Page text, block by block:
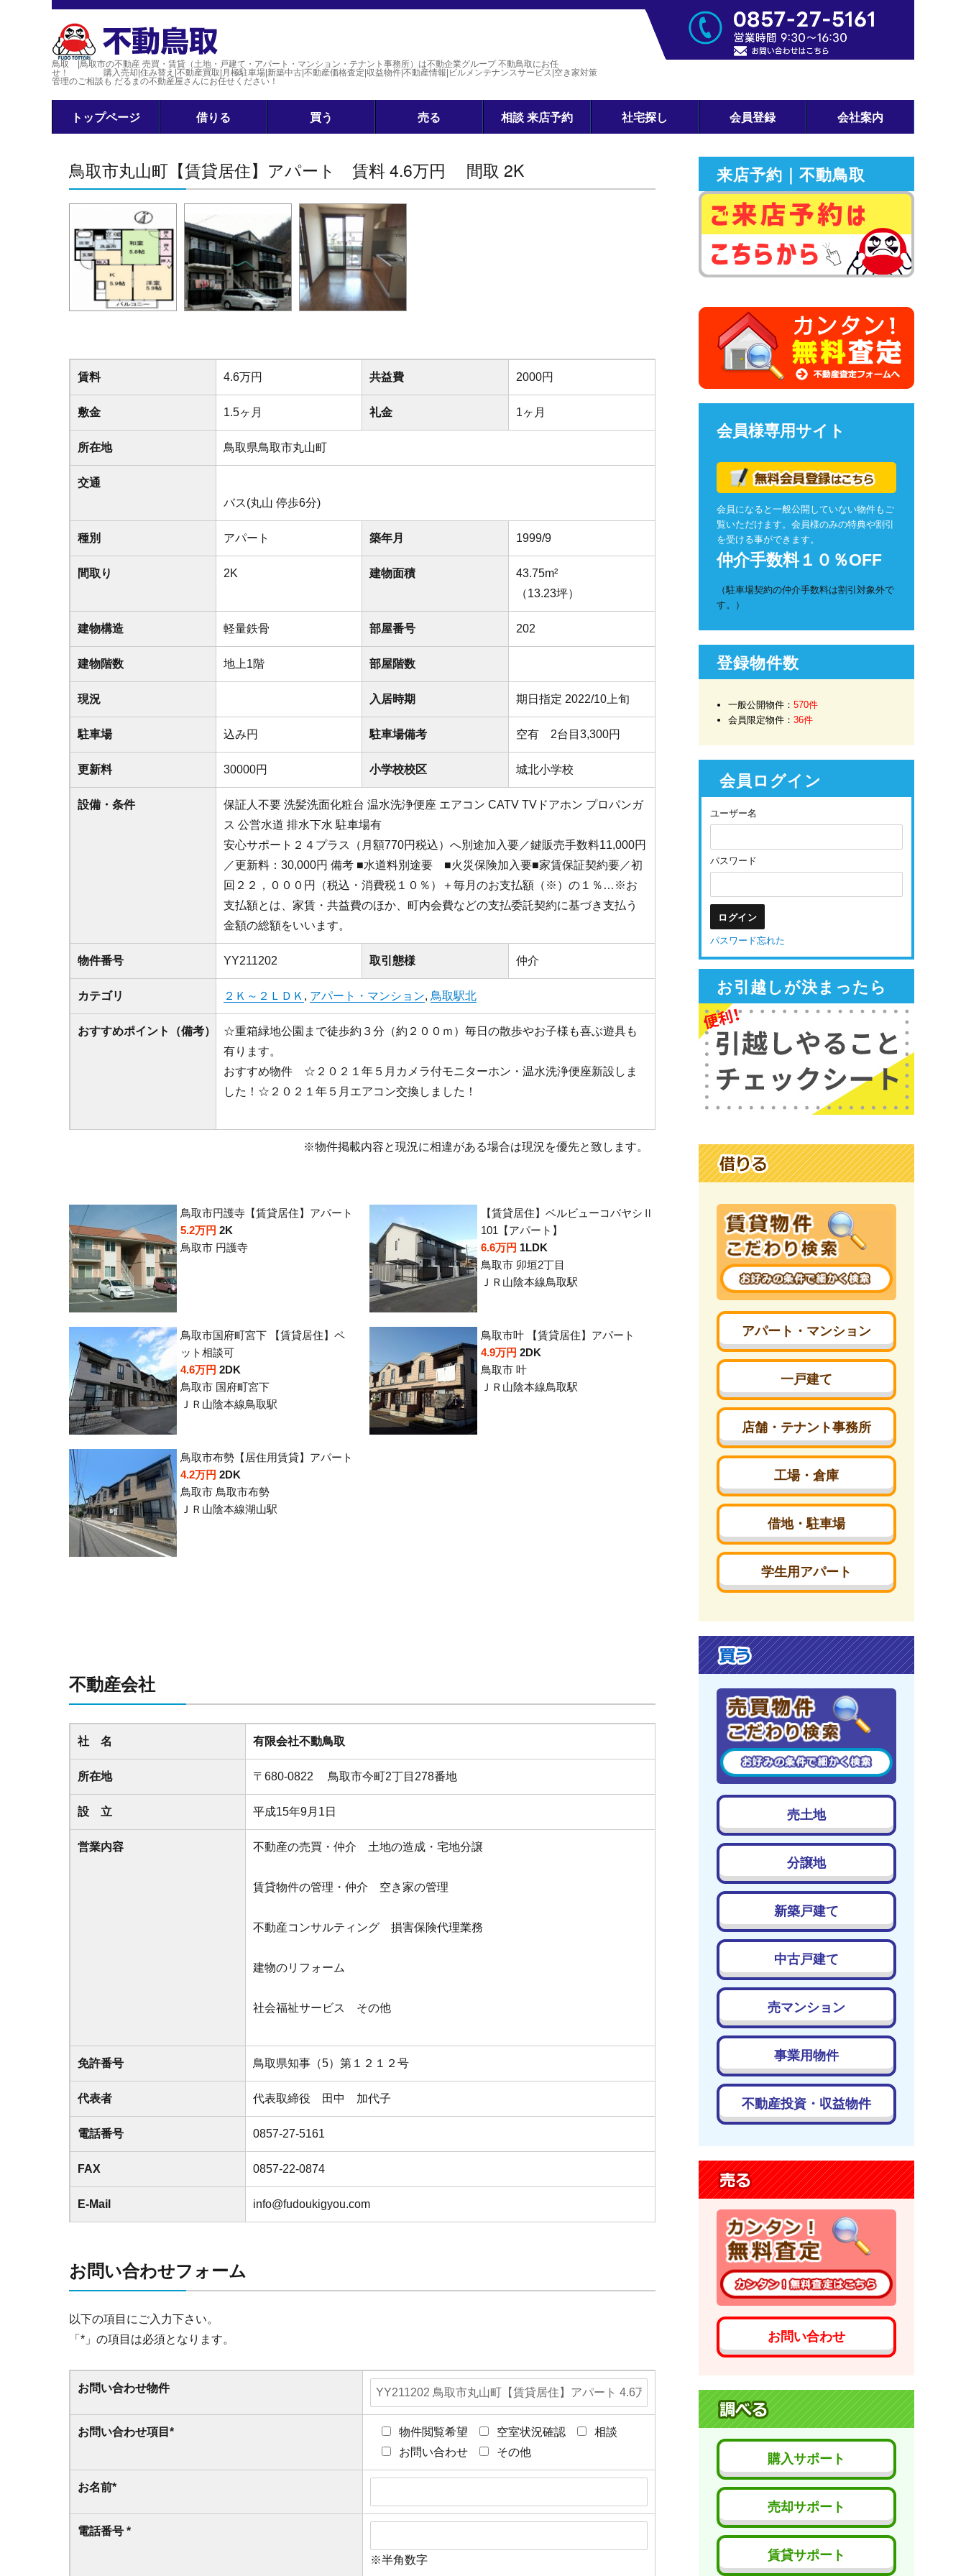
鳥取 |鳥取市の不動産 売買・賃貸（土地・戸建て・アパート・マンション・テナント事務所）は不動企業グループ 不動鳥取にお任
せ！ 購入売却|住み替え|不動産買取|月極駐車場|新築中古|不動産価格査定|収益物件|不動産情報|ビルメンテナンスサービス|空き家対策
管理のご相談も だるまの不動産屋さんにお任せください！
トップページ 借りる 買う 売る 相談 来店予約 社宅探し 会員登録 会社案内
鳥取市丸山町【賃貸居住】アパート 賃料 4.6万円 間取 2K
賃料 4.6万円 共益費 2000円
敷金 1.5ヶ月 礼金 1ヶ月
所在地 鳥取県鳥取市丸山町
交通
バス(丸山 停歩6分)
種別 アパート 築年月 1999/9
間取り 2K 建物面積
43.75m²
（13.23坪）
建物構造 軽量鉄骨 部屋番号 202
建物階数 地上1階 部屋階数
現況 入居時期 期日指定 2022/10上旬
駐車場 込み円 駐車場備考 空有 2台目3,300円
更新料 30000円 小学校校区 城北小学校
設備・条件 保証人不要 洗髪洗面化粧台 温水洗浄便座 エアコン CATV TVドアホン プロパンガ
ス 公営水道 排水下水 駐車場有
安心サポート２４プラス（月額770円税込）へ別途加入要／鍵販売手数料11,000円
／更新料：30,000円 備考 ■水道料別途要 ■火災保険加入要■家賃保証契約要／初
回２２，０００円（税込・消費税１０％）＋毎月のお支払額（※）の１％…※お
支払額とは、家賃・共益費のほか、町内会費などの支払委託契約に基づき支払う
金額の総額をいいます。
物件番号 YY211202 取引態様 仲介
カテゴリ ２Ｋ～２ＬＤＫ , アパート・マンション, 鳥取駅北
おすすめポイント（備考）
☆重箱緑地公園まで徒歩約３分（約２００ｍ）毎日の散歩やお子様も喜ぶ遊具も
有ります。
おすすめ物件 ☆２０２１年５月カメラ付モニターホン・温水洗浄便座新設しま
した！☆２０２１年５月エアコン交換しました！
※物件掲載内容と現況に相違がある場合は現況を優先と致します。
鳥取市円護寺【賃貸居住】アパート
5.2万円 2K
鳥取市 円護寺
【賃貸居住】ベルビューコバヤシⅡ
101【アパート】
6.6万円 1LDK
鳥取市 卯垣2丁目
ＪＲ山陰本線鳥取駅
鳥取市国府町宮下 【賃貸居住】ペ
ット相談可
4.6万円 2DK
鳥取市 国府町宮下
ＪＲ山陰本線鳥取駅
鳥取市叶 【賃貸居住】アパート
4.9万円 2DK
鳥取市 叶
ＪＲ山陰本線鳥取駅
鳥取市布勢【居住用賃貸】アパート
4.2万円 2DK
鳥取市 鳥取市布勢
ＪＲ山陰本線湖山駅
不動産会社
社 名 有限会社不動鳥取
所在地 〒680-0822 鳥取市今町2丁目278番地
設 立 平成15年9月1日
営業内容 不動産の売買・仲介 土地の造成・宅地分譲
賃貸物件の管理・仲介 空き家の管理
不動産コンサルティング 損害保険代理業務
建物のリフォーム
社会福祉サービス その他
免許番号 鳥取県知事（5）第１２１２号
代表者 代表取締役 田中 加代子
電話番号 0857-27-5161
FAX 0857-22-0874
E-Mail info@fudoukigyou.com
お問い合わせフォーム
以下の項目にご入力下さい。
「 * 」の項目は必須となります。
お問い合わせ物件
お問い合わせ項目 * 物件閲覧希望 空室状況確認
相談
お問い合わせ
その他
お名前*
電話番号 *
※半角数字
来店予約｜不動鳥取
会員様専用サイト
会員になると一般公開していない物件もご
覧いただけます。会員様のみの特典や割引
を受ける事ができます。
仲介手数料１０％OFF
（駐車場契約の仲介手数料は割引対象外で
す。）
登録物件数
一般公開物件：570件
会員限定物件：36件
会員ログイン
ユーザー名
パスワード
パスワード忘れた
お引越しが決まったら
アパート・マンション
一戸建て
店舗・テナント事務所
工場・倉庫
借地・駐車場
学生用アパート
売土地
分譲地
新築戸建て
中古戸建て
売マンション
事業用物件
不動産投資・収益物件
お問い合わせ
購入サポート
売却サポート
賃貸サポート